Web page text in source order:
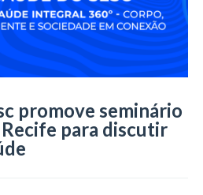
promove seminário
para discutir